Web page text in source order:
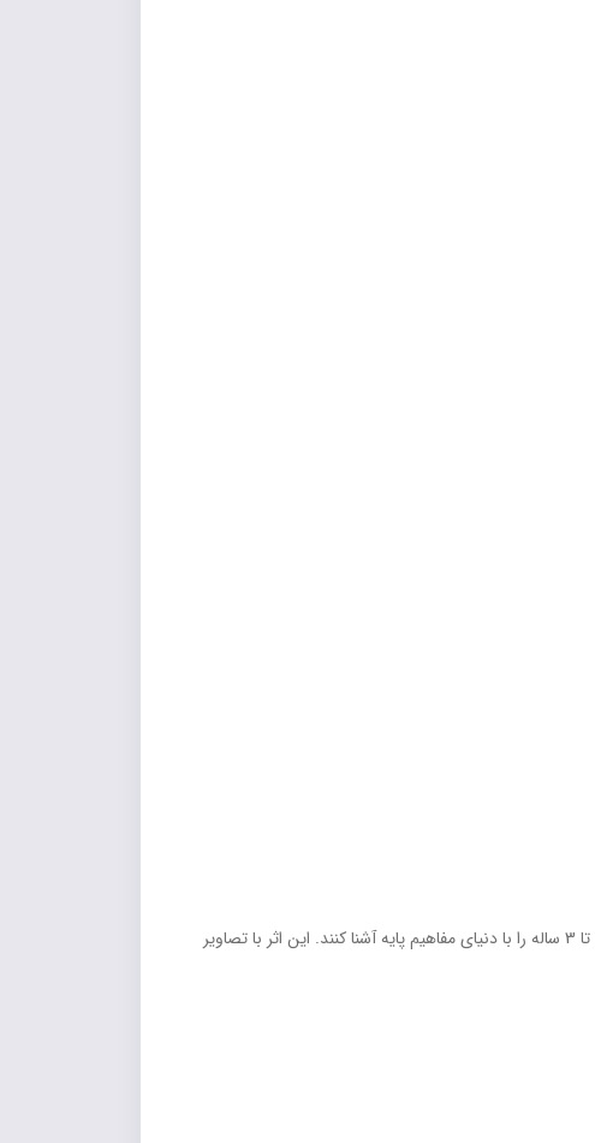
ابزاری ایده‌آل برای والدین و مربیانی است که می‌خواهند کودکان 2 تا 3 ساله را با دنیای مفاهیم پایه آشنا کنند. این اثر با تصاویر